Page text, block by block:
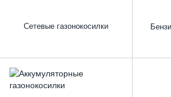
Сетевые газонокосилки